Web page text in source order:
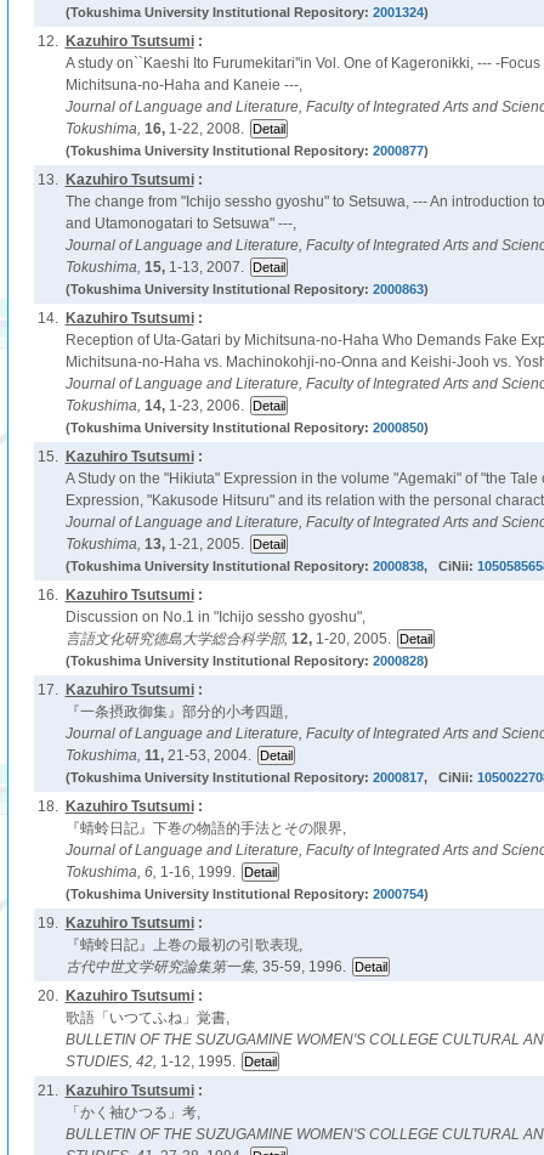
(Tokushima University Institutional Repository: 2001324)
12. Kazuhiro Tsutsumi:
A study on``Kaeshi Ito Furumekitari''in Vol. One of Kageronikki, --- -
Michitsuna-no-Haha and Kaneie ---,
Journal of Language and Literature, Faculty of Integrated Arts and
Tokushima, 16, 1-22, 2008.
(Tokushima University Institutional Repository: 2000877)
13. Kazuhiro Tsutsumi:
The change from "Ichijo sessho gyoshu" to Setsuwa, --- An introduction
and Utamonogatari to Setsuwa" ---,
Journal of Language and Literature, Faculty of Integrated Arts and
Tokushima, 15, 1-13, 2007.
(Tokushima University Institutional Repository: 2000863)
14. Kazuhiro Tsutsumi:
Reception of Uta-Gatari by Michitsuna-no-Haha Who Demands Fake
Michitsuna-no-Haha vs. Machinokohji-no-Onna and Keishi-Jooh vs.
Journal of Language and Literature, Faculty of Integrated Arts and
Tokushima, 14, 1-23, 2006.
(Tokushima University Institutional Repository: 2000850)
15. Kazuhiro Tsutsumi:
A Study on the "Hikiuta" Expression in the volume "Agemaki" of "the Tale
Expression, "Kakusode Hitsuru" and its relation with the personal
Journal of Language and Literature, Faculty of Integrated Arts and
Tokushima, 13, 1-21, 2005.
(Tokushima University Institutional Repository: 2000838, CiNii:
16. Kazuhiro Tsutsumi:
Discussion on No.1 in "Ichijo sessho gyoshu",
言語文化研究徳島大学総合科学部, 12, 1-20, 2005.
(Tokushima University Institutional Repository: 2000828)
17. Kazuhiro Tsutsumi:
『一条摂政御集』部分的小考四題,
Journal of Language and Literature, Faculty of Integrated Arts and
Tokushima, 11, 21-53, 2004.
(Tokushima University Institutional Repository: 2000817, CiNii:
18. Kazuhiro Tsutsumi:
『蜻蛉日記』下巻の物語的手法とその限界,
Journal of Language and Literature, Faculty of Integrated Arts and
Tokushima, 6, 1-16, 1999.
(Tokushima University Institutional Repository: 2000754)
19. Kazuhiro Tsutsumi:
『蜻蛉日記』上巻の最初の引歌表現,
古代中世文学研究論集第一集, 35-59, 1996.
20.
Kazuhiro Tsutsumi:
歌語「いつてふね」覚書,
BULLETIN OF THE SUZUGAMINE WOMEN'S COLLEGE CULTURAL
STUDIES, 42, 1-12, 1995.
21.
Kazuhiro Tsutsumi:
「かく袖ひつる」考,
BULLETIN OF THE SUZUGAMINE WOMEN'S COLLEGE CULTURAL